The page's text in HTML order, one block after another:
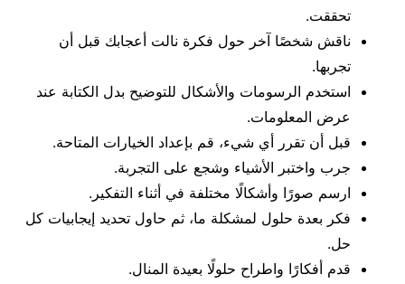
تحققت.
ناقش شخصًا آخر حول فكرة نالت أعجابك قبل أن
تجربها.
استخدم الرسومات والأشكال للتوضيح بدل الكتابة عند
عرض المعلومات.
قبل أن تقرر أي شيء، قم بإعداد الخيارات المتاحة.
جرب واختبر الأشياء وشجع على التجربة.
ارسم صورًا وأشكالًا مختلفة في أثناء التفكير.
فكر بعدة حلول لمشكلة ما، ثم حاول تحديد إيجابيات كل
حل.
قدم أفكارًا واطراح حلولًا بعيدة المنال.